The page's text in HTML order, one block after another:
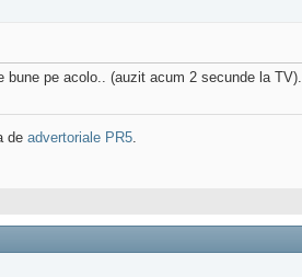
pe acolo.. (auzit acum 2 secunde la TV).
de advertoriale PR5.